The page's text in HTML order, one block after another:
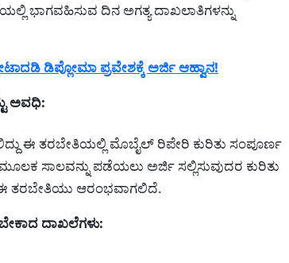
ಭಾಗವಹಿಸುವ ದಿನ ಅಗತ್ಯ ದಾಖಲಾತಿಗಳನ್ನು
ಡಿಪ್ಲೋಮಾ ಪ್ರವೇಶಕ್ಕೆ ಅರ್ಜಿ ಆಹ್ವಾನ!
ಅವಧಿ:
ಈ ತರಬೇತಿಯಲ್ಲಿ ಮೊಬೈಲ್ ರಿಪೇರಿ ಕುರಿತು ಸಂಪೂರ್ಣ
ಸಾಲವನ್ನು ಪಡೆಯಲು ಅರ್ಜಿ ಸಲ್ಲಿಸುವುದರ ಕುರಿತು
ಈ ತರಬೇತಿಯು ಆರಂಭವಾಗಲಿದೆ.
ದಾಖಲೆಗಳು: